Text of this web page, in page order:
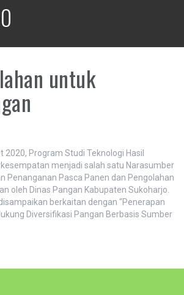
untuk
Program Studi Teknologi Hasil
menjadi salah satu Narasumber
Penanganan Pasca Panen dan Pengolahan
oleh Dinas Pangan Kabupaten Sukoharjo.
berkaitan dengan “Penerapan
Diversifikasi Pangan Berbasis Sumber